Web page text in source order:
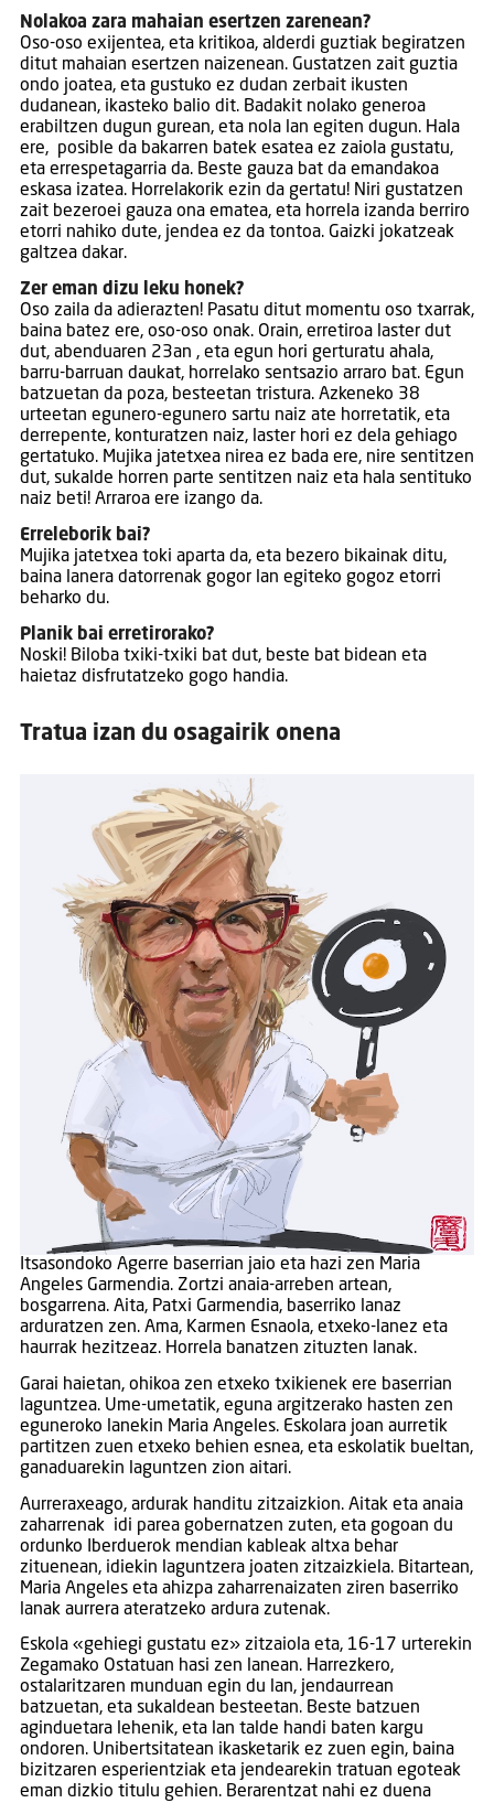
Nolakoa zara mahaian esertzen zarenean?
Oso-oso exijentea, eta kritikoa, alderdi guztiak begiratzen
ditut mahaian esertzen naizenean. Gustatzen zait guztia
ondo joatea, eta gustuko ez dudan zerbait ikusten
dudanean, ikasteko balio dit. Badakit nolako generoa
erabiltzen dugun gurean, eta nola lan egiten dugun. Hala
ere, posible da bakarren batek esatea ez zaiola gustatu,
eta errespetagarria da. Beste gauza bat da emandakoa
eskasa izatea. Horrelakorik ezin da gertatu! Niri gustatzen
zait bezeroei gauza ona ematea, eta horrela izanda berriro
etorri nahiko dute, jendea ez da tontoa. Gaizki jokatzeak
galtzea dakar.
Zer eman dizu leku honek?
Oso zaila da adierazten! Pasatu ditut momentu oso txarrak,
baina batez ere, oso-oso onak. Orain, erretiroa laster dut
dut, abenduaren 23an , eta egun hori gerturatu ahala,
barru-barruan daukat, horrelako sentsazio arraro bat. Egun
batzuetan da poza, besteetan tristura. Azkeneko 38
urteetan egunero-egunero sartu naiz ate horretatik, eta
derrepente, konturatzen naiz, laster hori ez dela gehiago
gertatuko. Mujika jatetxea nirea ez bada ere, nire sentitzen
dut, sukalde horren parte sentitzen naiz eta hala sentituko
naiz beti! Arraroa ere izango da.
Erreleborik bai?
Mujika jatetxea toki aparta da, eta bezero bikainak ditu,
baina lanera datorrenak gogor lan egiteko gogoz etorri
beharko du.
Planik bai erretirorako?
Noski! Biloba txiki-txiki bat dut, beste bat bidean eta
haietaz disfrutatzeko gogo handia.
Tratua izan du osagairik onena
Itsasondoko Agerre baserrian jaio eta hazi zen Maria
Angeles Garmendia. Zortzi anaia-arreben artean,
bosgarrena. Aita, Patxi Garmendia, baserriko lanaz
arduratzen zen. Ama, Karmen Esnaola, etxeko-lanez eta
haurrak hezitzeaz. Horrela banatzen zituzten lanak.
Garai haietan, ohikoa zen etxeko txikienek ere baserrian
laguntzea. Ume-umetatik, eguna argitzerako hasten zen
eguneroko lanekin Maria Angeles. Eskolara joan aurretik
partitzen zuen etxeko behien esnea, eta eskolatik bueltan,
ganaduarekin laguntzen zion aitari.
Aurreraxeago, ardurak handitu zitzaizkion. Aitak eta anaia
zaharrenak idi parea gobernatzen zuten, eta gogoan du
ordunko Iberduerok mendian kableak altxa behar
zituenean, idiekin laguntzera joaten zitzaizkiela. Bitartean,
Maria Angeles eta ahizpa zaharrenaizaten ziren baserriko
lanak aurrera ateratzeko ardura zutenak.
Eskola «gehiegi gustatu ez» zitzaiola eta, 16-17 urterekin
Zegamako Ostatuan hasi zen lanean. Harrezkero,
ostalaritzaren munduan egin du lan, jendaurrean
batzuetan, eta sukaldean besteetan. Beste batzuen
aginduetara lehenik, eta lan talde handi baten kargu
ondoren. Unibertsitatean ikasketarik ez zuen egin, baina
bizitzaren esperientziak eta jendearekin tratuan egoteak
eman dizkio titulu gehien. Berarentzat nahi ez duena